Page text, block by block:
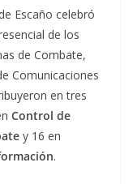
Escaño celebró
de los
de Combate,
Comunicaciones
en tres
Control de
y 16 en
.